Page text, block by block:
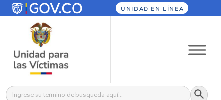
UNIDAD EN LÍNEA
Buscar: Botón